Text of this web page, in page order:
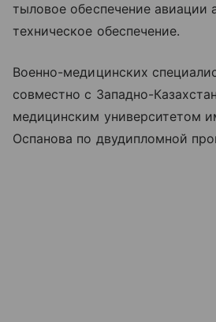
тыловое обеспечение авиации
техническое обеспечение.
Военно-медицинских
совместно с Западно-
медицинским университетом
Оспанова по двудипломной